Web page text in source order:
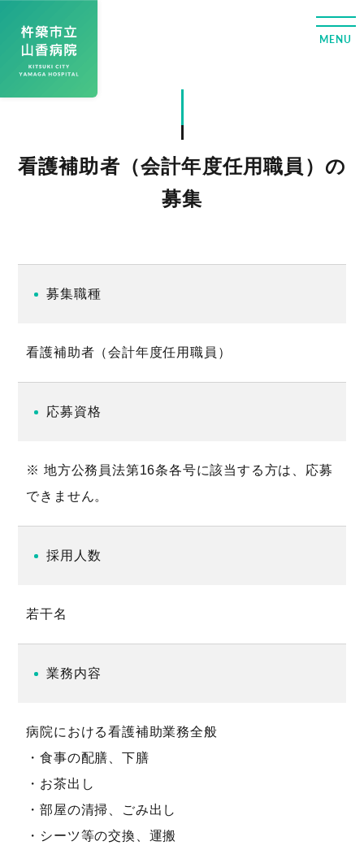
看護補助者（会計年度任用職員）の
募集
募集職種
看護補助者（会計年度任用職員）
応募資格
※ 地方公務員法第16条各号に該当する方は、応募
できません。
採用人数
若干名
業務内容
病院における看護補助業務全般
・食事の配膳、下膳
・お茶出し
・部屋の清掃、ごみ出し
・シーツ等の交換、運搬